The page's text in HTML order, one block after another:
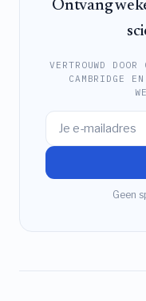
Ontvang
VERTROUWD
CAMBRIDGE
Geen